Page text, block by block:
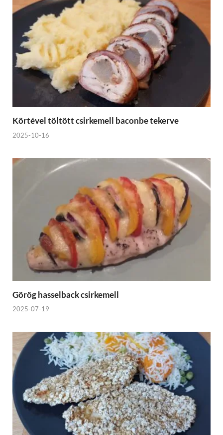
Körtével töltött csirkemell baconbe tekerve
2025-10-16
Görög hasselback csirkemell
2025-07-19